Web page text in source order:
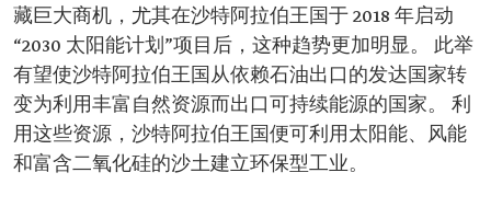
藏巨大商机，尤其在沙特阿拉伯王国于 2018 年启动
“2030 太阳能计划”项目后，这种趋势更加明显。 此举
有望使沙特阿拉伯王国从依赖石油出口的发达国家转
变为利用丰富自然资源而出口可持续能源的国家。 利
用这些资源，沙特阿拉伯王国便可利用太阳能、风能
和富含二氧化硅的沙土建立环保型工业。